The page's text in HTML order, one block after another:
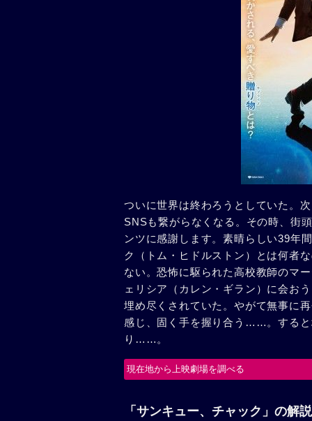
ついに世界は終わろうとしていた。
SNSも繋がらなくなる。その時、街
ンツに感謝します。素晴らしい39年
ク（トム・ヒドルストン）とは何者
ない。恐怖に駆られた高校教師のマ
ェリシア（カレン・ギラン）に会お
埋め尽くされていた。やがて無事に
感じ、固く手を握り合う……。すると
り……。
現在地から上映劇場を調べる
「サンキュー、チャック」の解説